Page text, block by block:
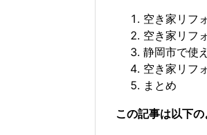
空き家リフ
空き家リフ
静岡市で使
空き家リフ
まとめ
この記事は以下の